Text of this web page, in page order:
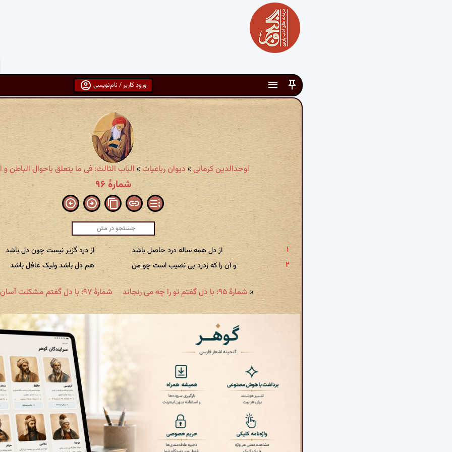
ورود کاربر / نام‌نویسی
اوحدالدین کرمانی» دیوان رباعیات»الباب الثالث: فی ما یتعلق باحوال الباطن و
شمارهٔ ۹۶
از دل همه ساله درد حاصل باشد
از درد گزیر نیست چون دل باشد
و آن را که زدرد بی نصیب است چو من
هم دل باشد ولیک غافل باشد
شمارهٔ ۹۷: با دل گفتم مشکلت آسان نشود « شمارهٔ ۹۵: با دل گفتم تو را چه می رنجاند